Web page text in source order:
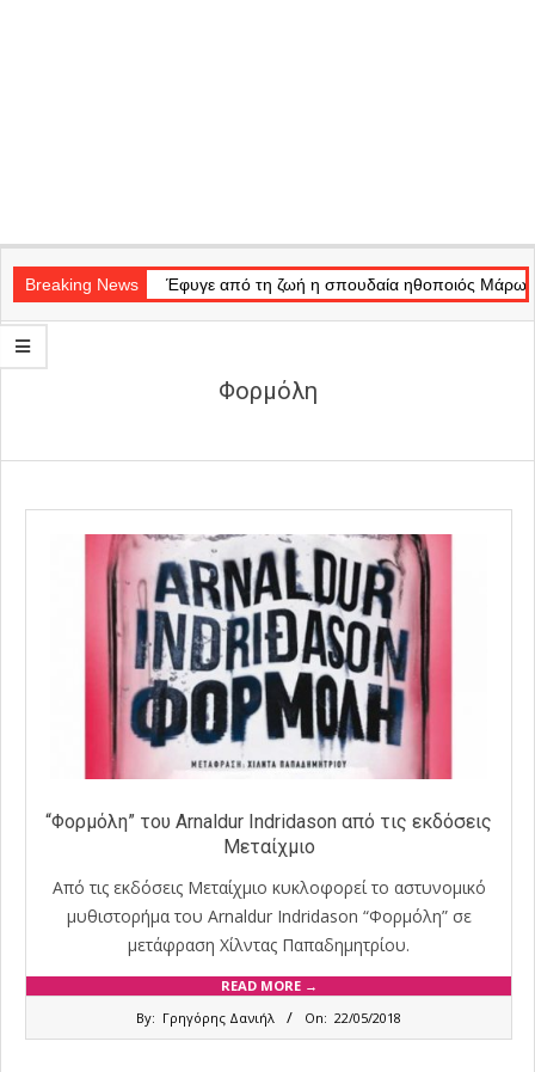
Navigation
Menu
Breaking News Έφυγε από τη ζωή η σπουδαία ηθοποιός Μάρω
Φορμόλη
“Φορμόλη” του Arnaldur Indridason από τις εκδόσεις
Μεταίχμιο
Από τις εκδόσεις Μεταίχμιο κυκλοφορεί το αστυνομικό
μυθιστορήμα του Arnaldur Indridason “Φορμόλη” σε
μετάφραση Χίλντας Παπαδημητρίου.
READ MORE →
By: Γρηγόρης Δανιήλ On: 22/05/2018